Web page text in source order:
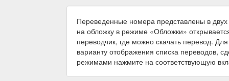
Переведенные номера представлены в
на обложку в режиме «Обложки»
переводчик, где можно скачать перевод.
варианту отображения списка переводов,
режимами нажмите на соответствующую